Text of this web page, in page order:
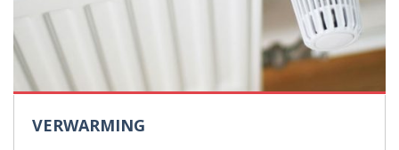
VERWARMING